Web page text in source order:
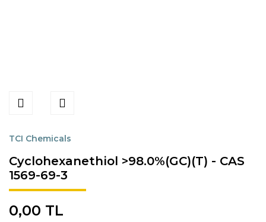
TCI Chemicals
Cyclohexanethiol >98.0%(GC)(T) - CAS
1569-69-3
0,00 TL